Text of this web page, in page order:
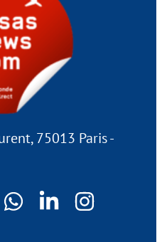
75013 Paris -